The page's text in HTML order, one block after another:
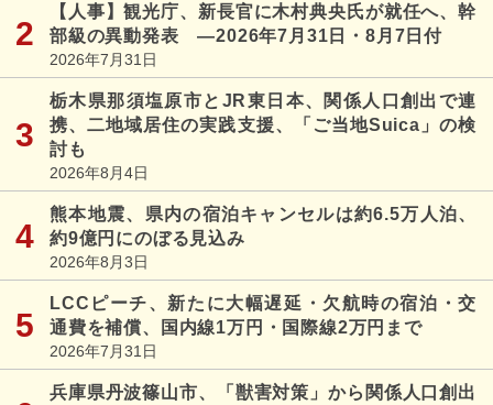
【人事】観光庁、新長官に木村典央氏が就任へ、幹
部級の異動発表 ―2026年7月31日・8月7日付
2026年7月31日
栃木県那須塩原市とJR東日本、関係人口創出で連
携、二地域居住の実践支援、「ご当地Suica」の検
討も
2026年8月4日
熊本地震、県内の宿泊キャンセルは約6.5万人泊、
約9億円にのぼる見込み
2026年8月3日
LCCピーチ、新たに大幅遅延・欠航時の宿泊・交
通費を補償、国内線1万円・国際線2万円まで
2026年7月31日
兵庫県丹波篠山市、「獣害対策」から関係人口創出